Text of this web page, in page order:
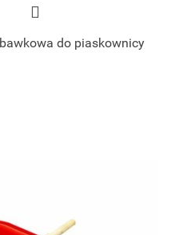
do piaskownicy